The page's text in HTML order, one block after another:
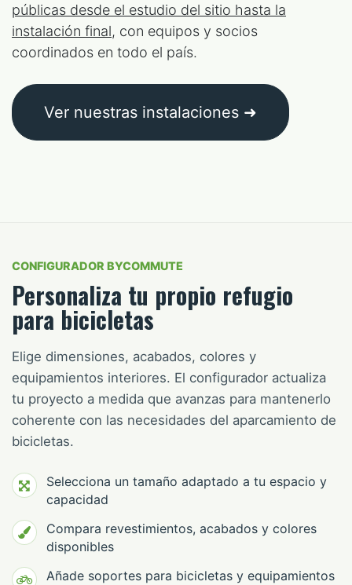
públicas desde el estudio del sitio hasta la
instalación final, con equipos y socios
coordinados en todo el país.
Ver nuestras instalaciones ➜
CONFIGURADOR BYCOMMUTE
Personaliza tu propio refugio
para bicicletas
Elige dimensiones, acabados, colores y
equipamientos interiores. El configurador actualiza
tu proyecto a medida que avanzas para mantenerlo
coherente con las necesidades del aparcamiento de
bicicletas.
Selecciona un tamaño adaptado a tu espacio y
capacidad
Compara revestimientos, acabados y colores
disponibles
Añade soportes para bicicletas y equipamientos